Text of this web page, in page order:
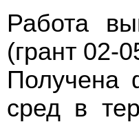
Работа
(грант 02-
Получена
сред в